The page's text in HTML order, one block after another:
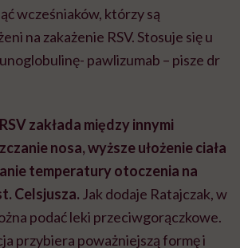
wcześniaków, którzy są
na zakażenie RSV. Stosuje się u
pawlizumab – pisze dr
zakłada między innymi
nosa, wyższe ułożenie ciała
temperatury otoczenia na
Celsjusza. Jak dodaje Ratajczak, w
podać leki przeciwgorączkowe.
przybiera poważniejszą formę i